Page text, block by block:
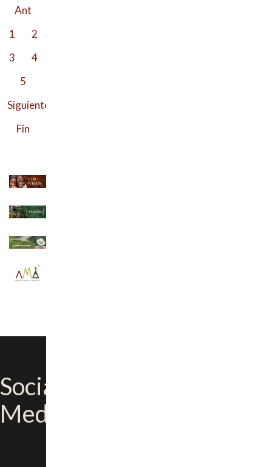
Ant
1
2
3
4
5
Siguiente
Fin
Social
Media